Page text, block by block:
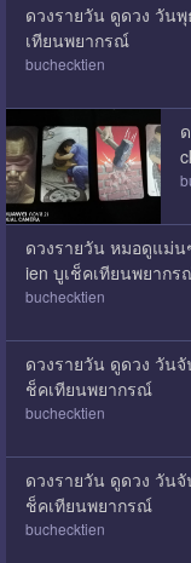
ดวงรายวัน ดูดวง วัน
เทียนพยากรณ์
buchecktien
ดวงรายวัน หมอดูแม่น
ien บูเช็คเทียนพยากร
buchecktien
ดวงรายวัน ดูดวง วัน
ช็คเทียนพยากรณ์
buchecktien
ดวงรายวัน ดูดวง วัน
ช็คเทียนพยากรณ์
buchecktien